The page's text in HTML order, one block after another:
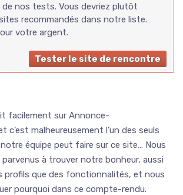
nos tests. Vous devriez plutôt
recommandés dans notre liste.
votre argent.
Tester le site de rencontre
facilement sur Annonce-
c’est malheureusement l’un des seuls
équipe peut faire sur ce site… Nous
à trouver notre bonheur, aussi
profils que des fonctionnalités, et nous
pourquoi dans ce compte-rendu.